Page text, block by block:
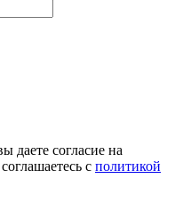
даете согласие на
с политикой